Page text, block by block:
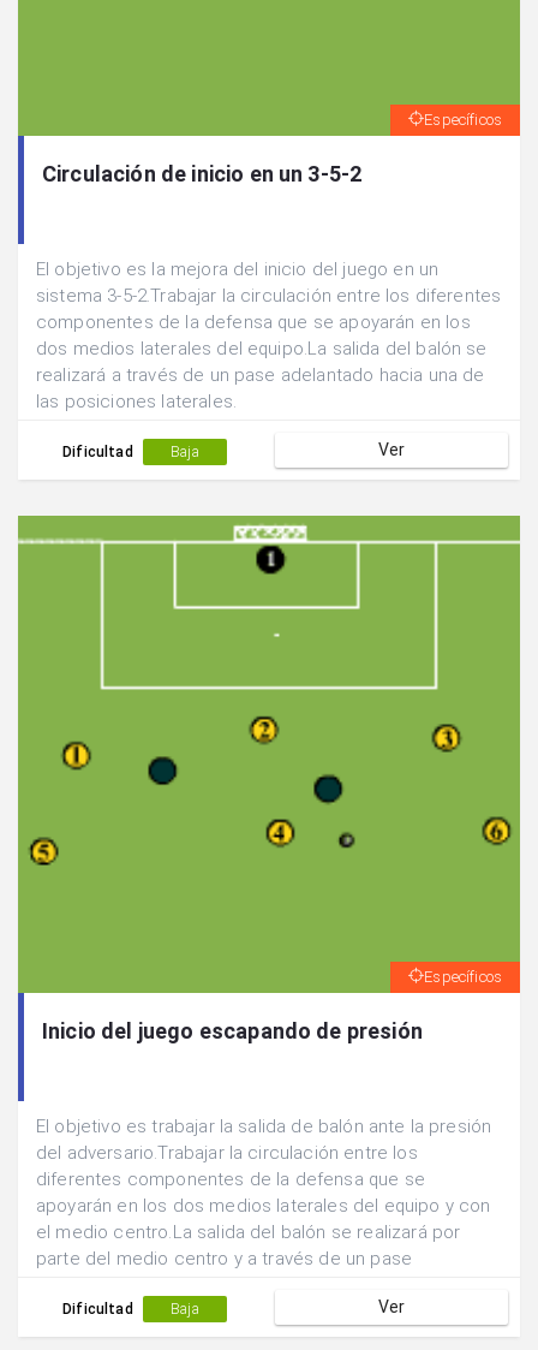
Específicos
Circulación de inicio en un 3-5-2
El objetivo es la mejora del inicio del juego en un
sistema 3-5-2.Trabajar la circulación entre los diferentes
componentes de la defensa que se apoyarán en los
dos medios laterales del equipo.La salida del balón se
realizará a través de un pase adelantado hacia una de
las posiciones laterales.
Dificultad Baja Ver
Específicos
Inicio del juego escapando de presión
El objetivo es trabajar la salida de balón ante la presión
del adversario.Trabajar la circulación entre los
diferentes componentes de la defensa que se
apoyarán en los dos medios laterales del equipo y con
el medio centro.La salida del balón se realizará por
parte del medio centro y a través de un pase
Dificultad Baja Ver